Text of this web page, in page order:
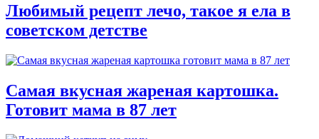
Любимый рецепт лечо, такое я ела в
советском детстве
Самая вкусная жареная картошка.
Готовит мама в 87 лет